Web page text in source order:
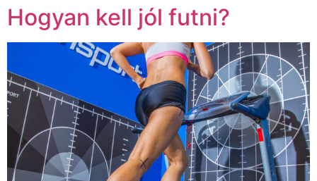
Hogyan kell jól futni?